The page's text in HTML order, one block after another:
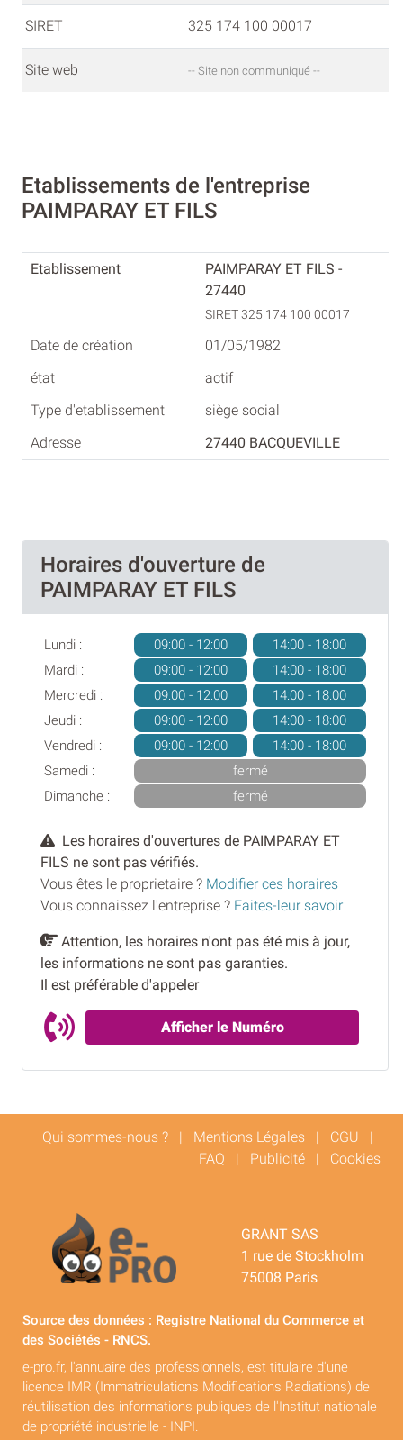
SIRET 325 174 100 00017
Site web -- Site non communiqué --
Etablissements de l'entreprise
PAIMPARAY ET FILS
PAIMPARAY ET FILS -
27440
SIRET 325 174 100 00017
01/05/1982
actif
siège social
27440 BACQUEVILLE
Horaires d'ouverture de
PAIMPARAY ET FILS
Lundi : 09:00 - 12:00
14:00 - 18:00
Mardi :
09:00 - 12:00
14:00 - 18:00
Mercredi :
09:00 - 12:00
14:00 - 18:00
Jeudi :
09:00 - 12:00
14:00 - 18:00
Vendredi :
09:00 - 12:00
14:00 - 18:00
Samedi :
fermé
Dimanche :
fermé
Les horaires d'ouvertures de PAIMPARAY ET
FILS ne sont pas vérifiés.
Vous êtes le proprietaire ? Modifier ces horaires
Vous connaissez l'entreprise ? Faites-leur savoir
Attention, les horaires n'ont pas été mis à jour,
les informations ne sont pas garanties.
Il est préférable d'appeler
Afficher le Numéro
Qui sommes-nous ? | Mentions Légales | CGU |
FAQ | Publicité | Cookies
GRANT SAS
1 rue de Stockholm
75008 Paris
Source des données : Registre National du Commerce et
des Sociétés - RNCS.
e-pro.fr, l'annuaire des professionnels, est titulaire d'une
licence IMR (Immatriculations Modifications Radiations) de
réutilisation des informations publiques de l'Institut nationale
de propriété industrielle - INPI.